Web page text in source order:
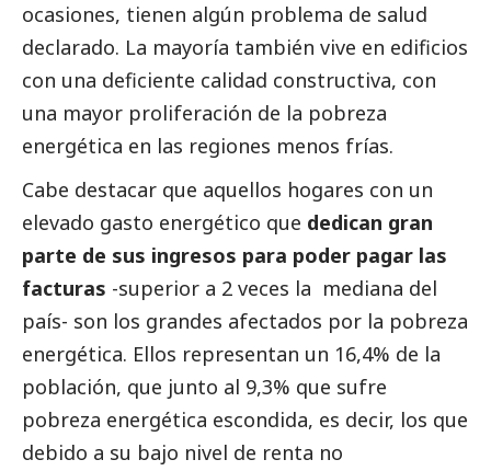
ocasiones, tienen algún problema de salud
declarado. La mayoría también vive en edificios
con una deficiente calidad constructiva, con
una mayor proliferación de la pobreza
energética en las regiones menos frías.
Cabe destacar que aquellos hogares con un
elevado gasto energético que dedican gran
parte de sus ingresos para poder pagar las
facturas -superior a 2 veces la mediana del
país- son los grandes afectados por la pobreza
energética. Ellos representan un 16,4% de la
población, que junto al 9,3% que sufre
pobreza energética escondida, es decir, los que
debido a su bajo nivel de renta no